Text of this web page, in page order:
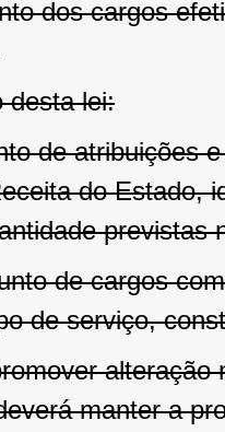
dos cargos
desta lei:
de atribuições
do Estado,
previstas
de cargos
de serviço,
manter a